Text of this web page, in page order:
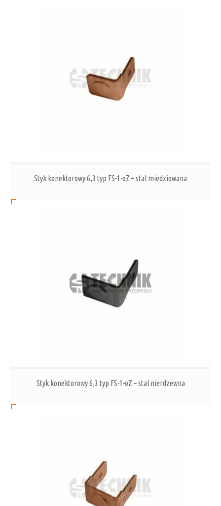
Styk konektorowy 6,3 typ FS-1-oZ – stal miedziowana
Styk konektorowy 6,3 typ FS-1-oZ – stal nierdzewna